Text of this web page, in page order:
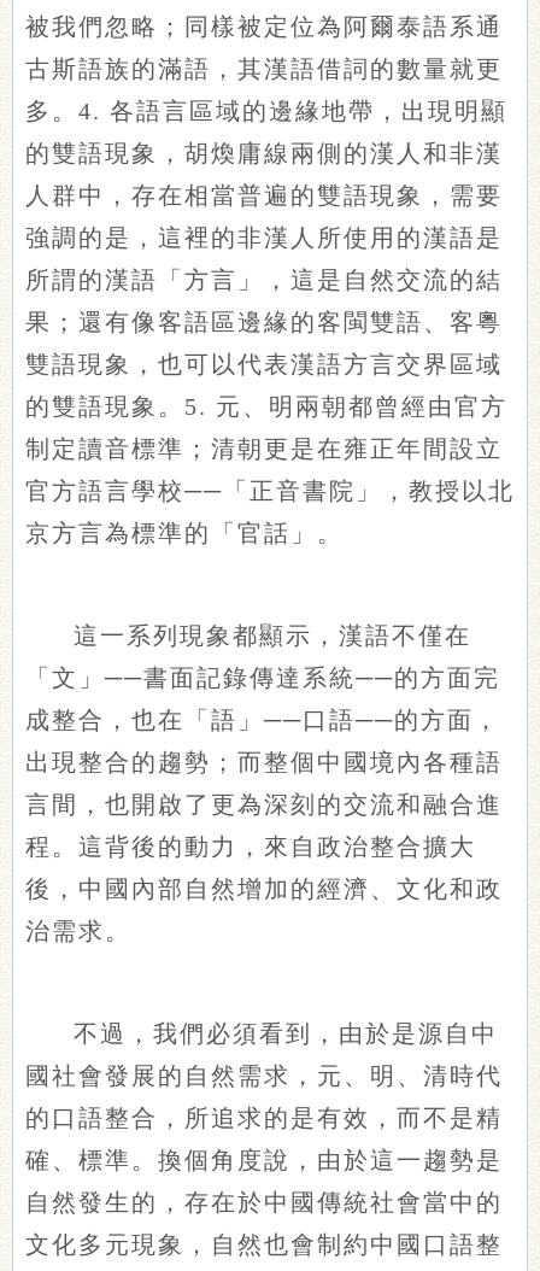
被我們忽略；同樣被定位為阿爾泰語系通
古斯語族的滿語，其漢語借詞的數量就更
多。4. 各語言區域的邊緣地帶，出現明顯
的雙語現象，胡煥庸線兩側的漢人和非漢
人群中，存在相當普遍的雙語現象，需要
強調的是，這裡的非漢人所使用的漢語是
所謂的漢語「方言」，這是自然交流的結
果；還有像客語區邊緣的客閩雙語、客粵
雙語現象，也可以代表漢語方言交界區域
的雙語現象。5. 元、明兩朝都曾經由官方
制定讀音標準；清朝更是在雍正年間設立
官方語言學校──「正音書院」，教授以北
京方言為標準的「官話」。
這一系列現象都顯示，漢語不僅在
「文」──書面記錄傳達系統──的方面完
成整合，也在「語」──口語──的方面，
出現整合的趨勢；而整個中國境內各種語
言間，也開啟了更為深刻的交流和融合進
程。這背後的動力，來自政治整合擴大
後，中國內部自然增加的經濟、文化和政
治需求。
不過，我們必須看到，由於是源自中
國社會發展的自然需求，元、明、清時代
的口語整合，所追求的是有效，而不是精
確、標準。換個角度說，由於這一趨勢是
自然發生的，存在於中國傳統社會當中的
文化多元現象，自然也會制約中國口語整